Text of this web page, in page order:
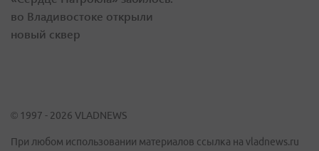
во Владивостоке открыли
новый сквер
© 1997 - 2026 VLADNEWS
При любом использовании материалов ссылка на vladnews.ru